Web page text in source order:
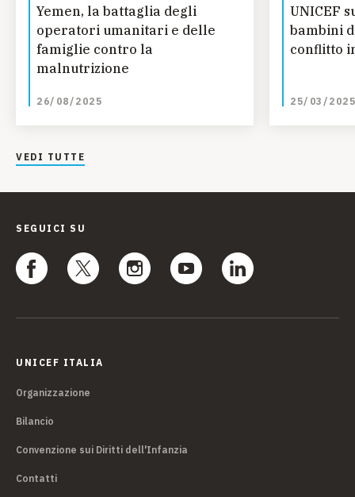
Yemen, la battaglia degli
operatori umanitari e delle
famiglie contro la
malnutrizione
26/08/2025
UNICEF
bambini
conflitto
25/03/2025
VEDI TUTTE
SEGUICI SU
UNICEF ITALIA
Organizzazione
Bilancio
Convenzione sui Diritti dell'Infanzia
Contatti